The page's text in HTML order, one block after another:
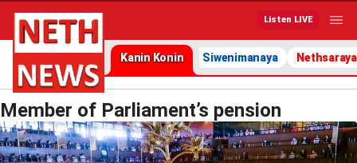
Listen LIVE
Kanin Konin Siwenimanaya Nethsaraya
Member of Parliament’s pension